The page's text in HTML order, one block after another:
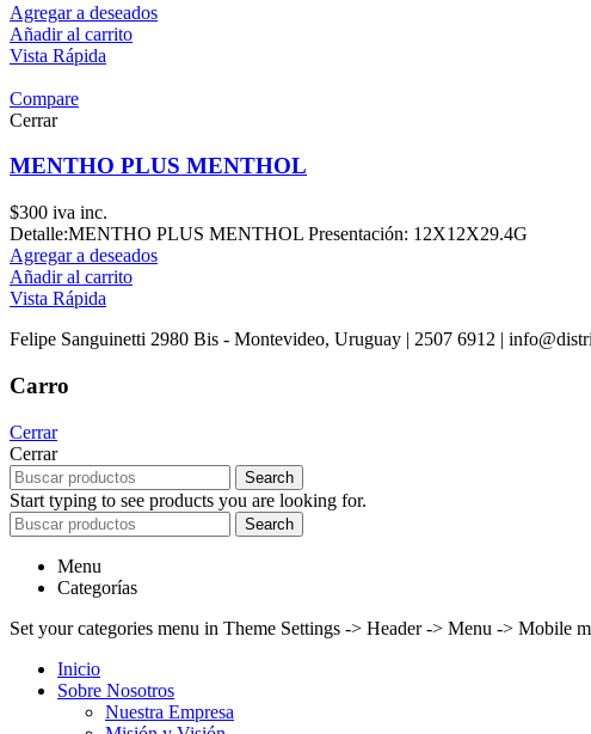
Agregar a deseados
Añadir al carrito
Vista Rápida
Compare
Cerrar
MENTHO PLUS MENTHOL
$300 iva inc.
Detalle:MENTHO PLUS MENTHOL Presentación: 12X12X29.4G
Agregar a deseados
Añadir al carrito
Vista Rápida
Felipe Sanguinetti 2980 Bis - Montevideo, Uruguay | 2507 6912 |
Carro
Cerrar
Cerrar
Search
Start typing to see products you are looking for.
Search
Menu
Categorías
Set your categories menu in Theme Settings -> Header -> Menu -> Mobile
Inicio
Sobre Nosotros
Nuestra Empresa